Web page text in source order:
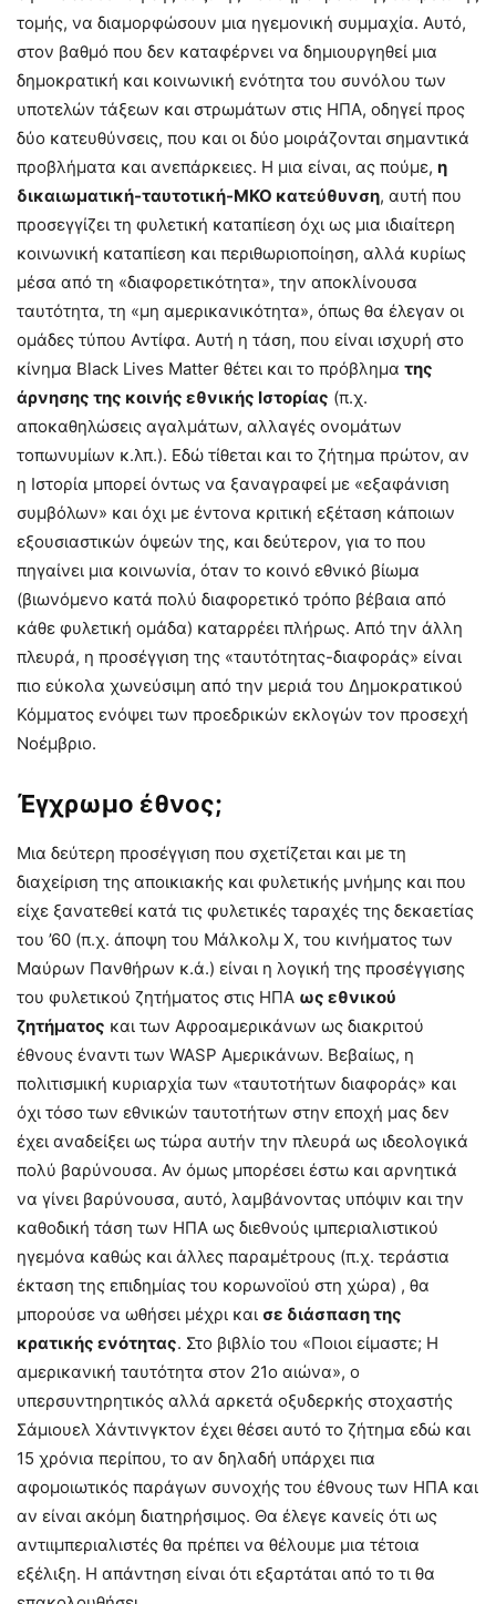
τομής, να διαμορφώσουν μια ηγεμονική συμμαχία. Αυτό,
στον βαθμό που δεν καταφέρνει να δημιουργηθεί μια
δημοκρατική και κοινωνική ενότητα του συνόλου των
υποτελών τάξεων και στρωμάτων στις ΗΠΑ, οδηγεί προς
δύο κατευθύνσεις, που και οι δύο μοιράζονται σημαντικά
προβλήματα και ανεπάρκειες. Η μια είναι, ας πούμε, η
δικαιωματική-ταυτοτική-ΜΚΟ κατεύθυνση, αυτή που
προσεγγίζει τη φυλετική καταπίεση όχι ως μια ιδιαίτερη
κοινωνική καταπίεση και περιθωριοποίηση, αλλά κυρίως
μέσα από τη «διαφορετικότητα», την αποκλίνουσα
ταυτότητα, τη «μη αμερικανικότητα», όπως θα έλεγαν οι
ομάδες τύπου Αντίφα. Αυτή η τάση, που είναι ισχυρή στο
κίνημα Black Lives Matter θέτει και το πρόβλημα της
άρνησης της κοινής εθνικής Ιστορίας (π.χ.
αποκαθηλώσεις αγαλμάτων, αλλαγές ονομάτων
τοπωνυμίων κ.λπ.). Εδώ τίθεται και το ζήτημα πρώτον, αν
η Ιστορία μπορεί όντως να ξαναγραφεί με «εξαφάνιση
συμβόλων» και όχι με έντονα κριτική εξέταση κάποιων
εξουσιαστικών όψεών της, και δεύτερον, για το που
πηγαίνει μια κοινωνία, όταν το κοινό εθνικό βίωμα
(βιωνόμενο κατά πολύ διαφορετικό τρόπο βέβαια από
κάθε φυλετική ομάδα) καταρρέει πλήρως. Από την άλλη
πλευρά, η προσέγγιση της «ταυτότητας-διαφοράς» είναι
πιο εύκολα χωνεύσιμη από την μεριά του Δημοκρατικού
Κόμματος ενόψει των προεδρικών εκλογών τον προσεχή
Νοέμβριο.
Έγχρωμο έθνος;
Μια δεύτερη προσέγγιση που σχετίζεται και με τη
διαχείριση της αποικιακής και φυλετικής μνήμης και που
είχε ξανατεθεί κατά τις φυλετικές ταραχές της δεκαετίας
του ’60 (π.χ. άποψη του Μάλκολμ Χ, του κινήματος των
Μαύρων Πανθήρων κ.ά.) είναι η λογική της προσέγγισης
του φυλετικού ζητήματος στις ΗΠΑ ως εθνικού
ζητήματος και των Αφροαμερικάνων ως διακριτού
έθνους έναντι των WASP Αμερικάνων. Βεβαίως, η
πολιτισμική κυριαρχία των «ταυτοτήτων διαφοράς» και
όχι τόσο των εθνικών ταυτοτήτων στην εποχή μας δεν
έχει αναδείξει ως τώρα αυτήν την πλευρά ως ιδεολογικά
πολύ βαρύνουσα. Αν όμως μπορέσει έστω και αρνητικά
να γίνει βαρύνουσα, αυτό, λαμβάνοντας υπόψιν και την
καθοδική τάση των ΗΠΑ ως διεθνούς ιμπεριαλιστικού
ηγεμόνα καθώς και άλλες παραμέτρους (π.χ. τεράστια
έκταση της επιδημίας του κορωνοϊού στη χώρα) , θα
μπορούσε να ωθήσει μέχρι και σε διάσπαση της
κρατικής ενότητας. Στο βιβλίο του «Ποιοι είμαστε; Η
αμερικανική ταυτότητα στον 21ο αιώνα», ο
υπερσυντηρητικός αλλά αρκετά οξυδερκής στοχαστής
Σάμιουελ Χάντινγκτον έχει θέσει αυτό το ζήτημα εδώ και
15 χρόνια περίπου, το αν δηλαδή υπάρχει πια
αφομοιωτικός παράγων συνοχής του έθνους των ΗΠΑ και
αν είναι ακόμη διατηρήσιμος. Θα έλεγε κανείς ότι ως
αντιιμπεριαλιστές θα πρέπει να θέλουμε μια τέτοια
εξέλιξη. Η απάντηση είναι ότι εξαρτάται από το τι θα